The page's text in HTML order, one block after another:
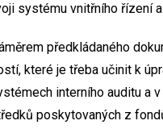
systému vnitřního řízení
předkládaného
které je třeba učinit k
interního auditu a
poskytovaných z